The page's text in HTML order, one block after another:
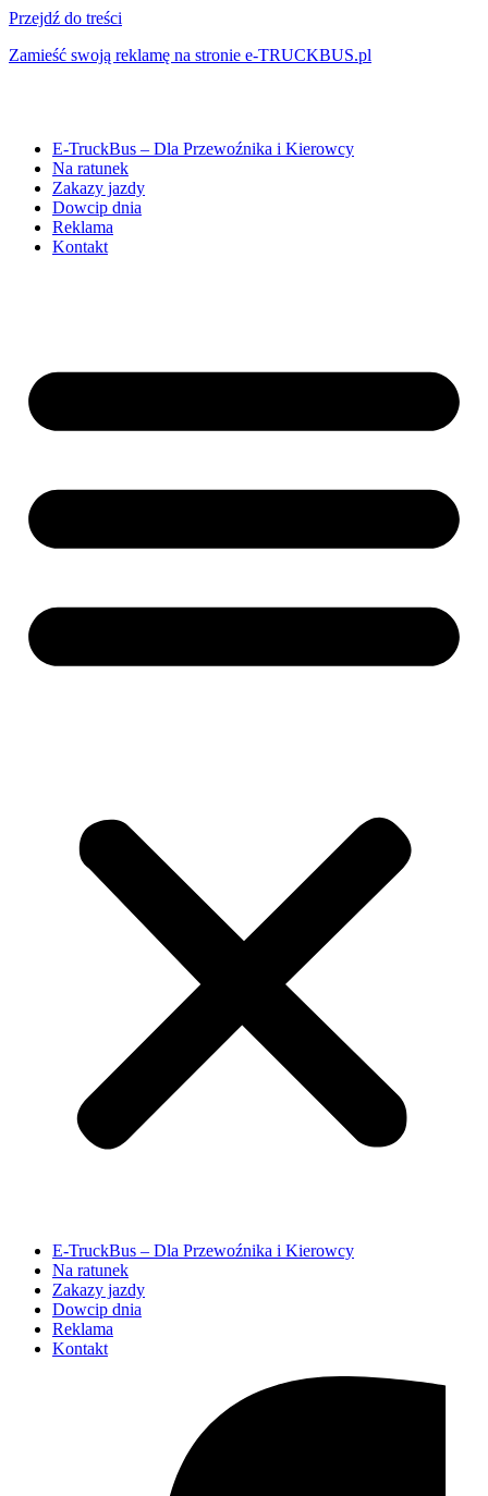
Przejdź do treści
Zamieść swoją reklamę na stronie e-TRUCKBUS.pl
E-TruckBus – Dla Przewoźnika i Kierowcy
Na ratunek
Zakazy jazdy
Dowcip dnia
Reklama
Kontakt
E-TruckBus – Dla Przewoźnika i Kierowcy
Na ratunek
Zakazy jazdy
Dowcip dnia
Reklama
Kontakt